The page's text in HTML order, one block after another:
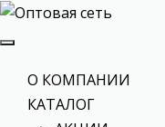
О КОМПАНИИ
КАТАЛОГ